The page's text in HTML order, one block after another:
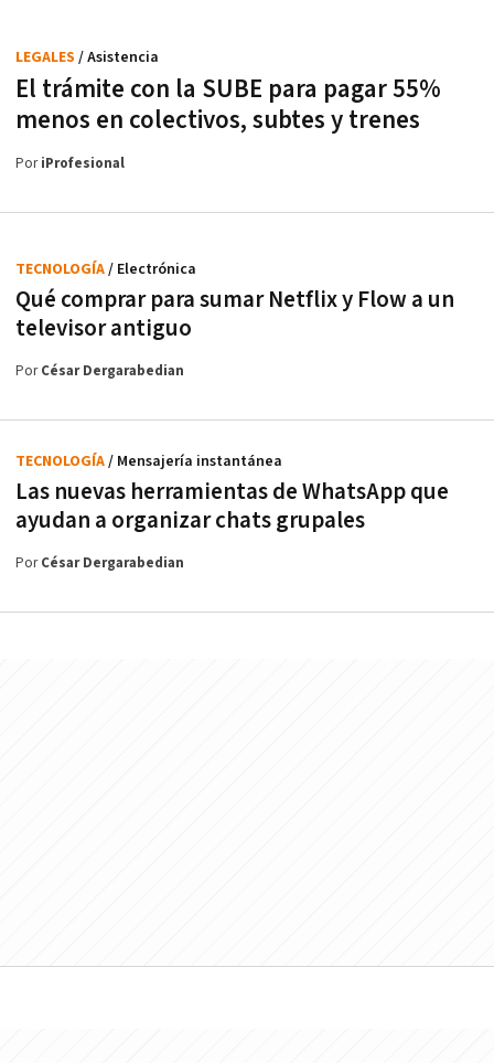
El trámite con la SUBE para pagar 55%
menos en colectivos, subtes y trenes
LEGALES / Asistencia
PoriProfesional
Qué comprar para sumar Netflix y Flow a un
televisor antiguo
TECNOLOGÍA/ Electrónica
PorCésar Dergarabedian
Las nuevas herramientas de WhatsApp que
ayudan a organizar chats grupales
TECNOLOGÍA/ Mensajería instantánea
PorCésar Dergarabedian